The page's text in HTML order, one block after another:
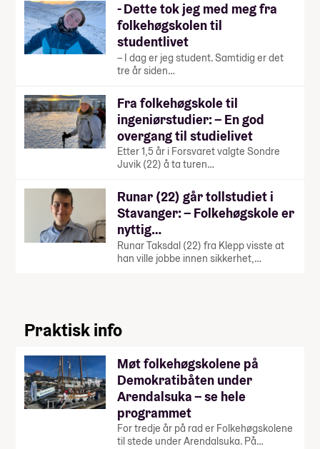
- Dette tok jeg med meg fra
folkehøgskolen til
studentlivet
– I dag er jeg student. Samtidig er det
tre år siden…
Fra folkehøgskole til
ingeniørstudier: – En god
overgang til studielivet
Etter 1,5 år i Forsvaret valgte Sondre
Juvik (22) å ta turen…
Runar (22) går tollstudiet i
Stavanger: – Folkehøgskole er
nyttig…
Runar Taksdal (22) fra Klepp visste at
han ville jobbe innen sikkerhet,…
Praktisk info
Møt folkehøgskolene på
Demokratibåten under
Arendalsuka – se hele
programmet
For tredje år på rad er Folkehøgskolene
til stede under Arendalsuka. På…